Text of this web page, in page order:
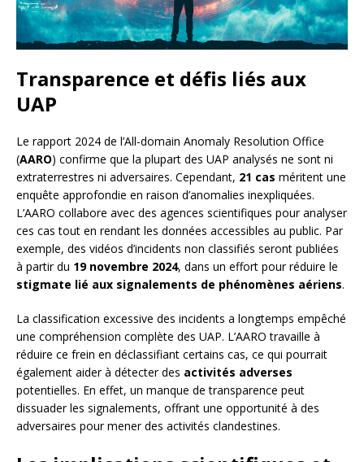
Transparence et défis liés aux
UAP
Le rapport 2024 de l’All-domain Anomaly Resolution Office
(AARO) confirme que la plupart des UAP analysés ne sont ni
extraterrestres ni adversaires. Cependant, 21 cas méritent une
enquête approfondie en raison d’anomalies inexpliquées.
L’AARO collabore avec des agences scientifiques pour analyser
ces cas tout en rendant les données accessibles au public. Par
exemple, des vidéos d’incidents non classifiés seront publiées
à partir du 19 novembre 2024, dans un effort pour réduire le
stigmate lié aux signalements de phénomènes aériens.
La classification excessive des incidents a longtemps empêché
une compréhension complète des UAP. L’AARO travaille à
réduire ce frein en déclassifiant certains cas, ce qui pourrait
également aider à détecter des activités adverses
potentielles. En effet, un manque de transparence peut
dissuader les signalements, offrant une opportunité à des
adversaires pour mener des activités clandestines.